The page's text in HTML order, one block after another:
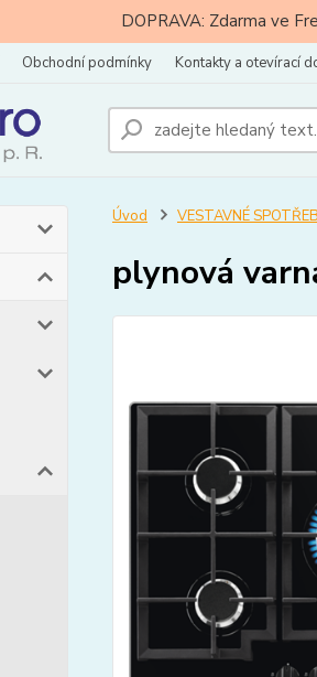
DOPRAVA: Zdarma ve
Obchodní podmínky Kontakty a otevírací
Úvod VESTAVNÉ
plynová